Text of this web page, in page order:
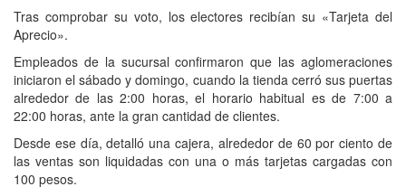
Tras comprobar su voto, los electores recibían su «Tarjeta del
Aprecio».
Empleados de la sucursal confirmaron que las aglomeraciones
iniciaron el sábado y domingo, cuando la tienda cerró sus puertas
alrededor de las 2:00 horas, el horario habitual es de 7:00 a
22:00 horas, ante la gran cantidad de clientes.
Desde ese día, detalló una cajera, alrededor de 60 por ciento de
las ventas son liquidadas con una o más tarjetas cargadas con
100 pesos.